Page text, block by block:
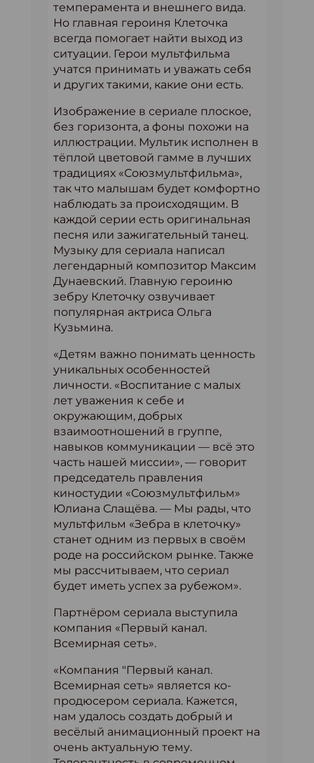
темперамента и внешнего вида.
Но главная героиня Клеточка
всегда помогает найти выход из
ситуации. Герои мультфильма
учатся принимать и уважать себя
и других такими, какие они есть.
Изображение в сериале плоское,
без горизонта, а фоны похожи на
иллюстрации. Мультик исполнен в
тёплой цветовой гамме в лучших
традициях «Союзмультфильма»,
так что малышам будет комфортно
наблюдать за происходящим. В
каждой серии есть оригинальная
песня или зажигательный танец.
Музыку для сериала написал
легендарный композитор Максим
Дунаевский. Главную героиню
зебру Клеточку озвучивает
популярная актриса Ольга
Кузьмина.
«Детям важно понимать ценность
уникальных особенностей
личности. «Воспитание с малых
лет уважения к себе и
окружающим, добрых
взаимоотношений в группе,
навыков коммуникации — всё это
часть нашей миссии», — говорит
председатель правления
киностудии «Союзмультфильм»
Юлиана Слащёва. — Мы рады, что
мультфильм «Зебра в клеточку»
станет одним из первых в своём
роде на российском рынке. Также
мы рассчитываем, что сериал
будет иметь успех за рубежом».
Партнёром сериала выступила
компания «Первый канал.
Всемирная сеть».
«Компания "Первый канал.
Всемирная сеть» является ко-
продюсером сериала. Кажется,
нам удалось создать добрый и
весёлый анимационный проект на
очень актуальную тему.